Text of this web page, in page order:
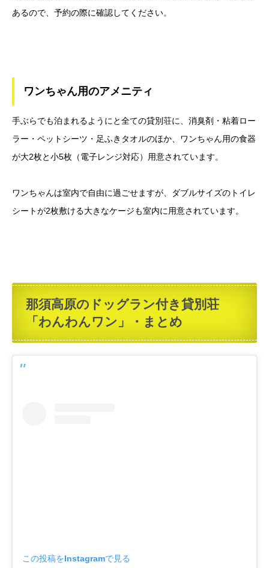
あるので、予約の際に確認してください。
ワンちゃん用のアメニティ
手ぶらでも泊まれるようにと全ての貸別荘に、消臭剤・粘着ロー
ラー・ペットシーツ・足ふきタオルのほか、ワンちゃん用の食器
が大2枚と小5枚（電子レンジ対応）用意されています。
ワンちゃんは室内で自由に過ごせますが、ダブルサイズのトイレ
シートが2枚敷ける大きなケージも室内に用意されています。
那須高原のドッグラン付き貸別荘
「わんわんワン」・まとめ
この投稿をInstagramで見る